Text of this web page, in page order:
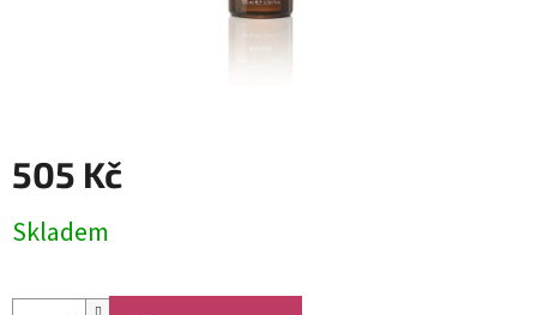
505 Kč
cena:
Skladem